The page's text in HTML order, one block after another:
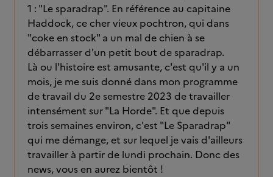
1 : "Le sparadrap". En référence au capitaine
Haddock, ce cher vieux pochtron, qui dans
"coke en stock" a un mal de chien à se
débarrasser d'un petit bout de sparadrap.
Là ou l'histoire est amusante, c'est qu'il y a un
mois, je me suis donné dans mon programme
de travail du 2e semestre 2023 de travailler
intensément sur "La Horde". Et que depuis
trois semaines environ, c'est "Le Sparadrap"
qui me démange, et sur lequel je vais d'ailleurs
travailler à partir de lundi prochain. Donc des
news, vous en aurez bientôt !